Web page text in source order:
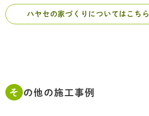
ハヤセの家づくりについてはこちら
その他の施工事例